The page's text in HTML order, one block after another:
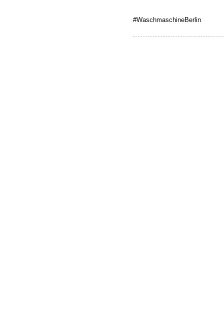
#WaschmaschineBerlin